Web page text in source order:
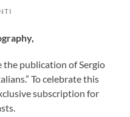
the publication of Sergio
To celebrate this
subscription for